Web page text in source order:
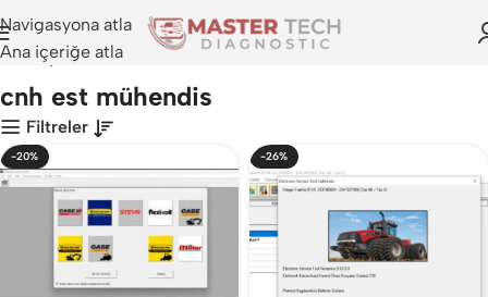
Navigasyona atla
Ana içeriğe atla
Anasayfa>cnh est mühendis
cnh est mühendis
Filtreler
-20% -26%